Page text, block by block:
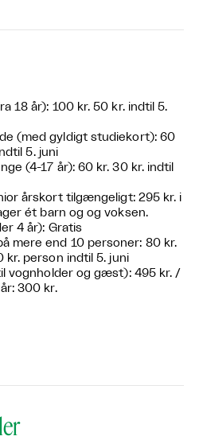
18 år): 100 kr. 50 kr. indtil 5.
(med gyldigt studiekort): 60
5. juni
(4-17 år): 60 kr. 30 kr. indtil
årskort tilgængeligt: ​​295 kr. i
ét barn og og voksen.
4 år): Gratis
mere end 10 personer: 80 kr.
kr. person indtil 5. juni
vognholder og gæst): 495 kr. /
300 kr.